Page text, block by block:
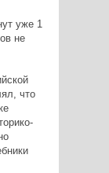
уже 1
не
что